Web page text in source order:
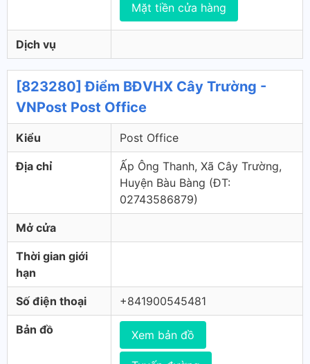
Mặt tiền cửa hàng
Dịch vụ
[823280] Điểm BĐVHX Cây Trường -
VNPost Post Office
Kiểu Post Office
Địa chỉ
Ấp Ông Thanh, Xã Cây Trường,
Huyện Bàu Bàng (ÐT:
02743586879)
Mở cửa
Thời gian giới
hạn
Số điện thoại +841900545481
Bản đồ Xem bản đồ